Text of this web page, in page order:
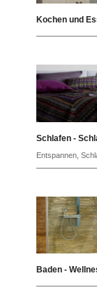
Kochen und
Schlafen -
Entspannen,
Baden -